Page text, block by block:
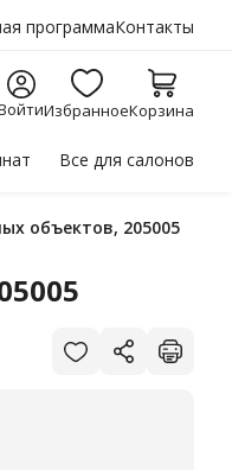
программаКонтакты
ИзбранноеКорзина
Все для салонов
объектов, 205005